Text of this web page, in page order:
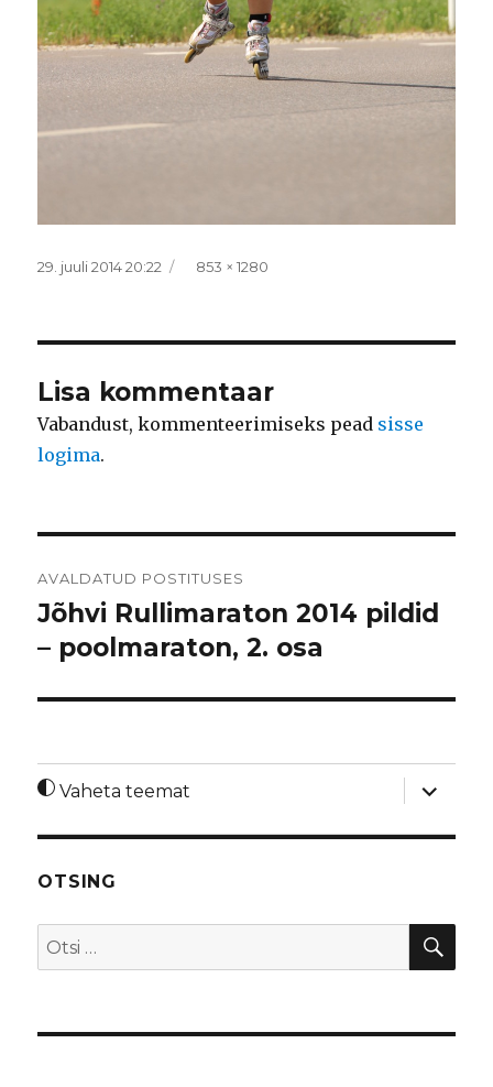
Postitatud
29. juuli 2014 20:22 Täissuurus
853 × 1280
Lisa kommentaar
Vabandust, kommenteerimiseks pead sisse
logima.
AVALDATUD POSTITUSES
Jõhvi Rullimaraton 2014 pildid
– poolmaraton, 2. osa
Vaheta teemat
laienda
OTSING
Otsi: